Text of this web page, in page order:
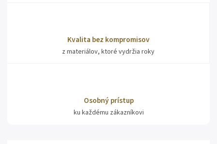
Kvalita bez kompromisov
z materiálov, ktoré vydržia roky
Osobný prístup
ku každému zákazníkovi